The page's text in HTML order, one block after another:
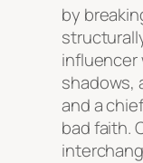
by
influencer
shadows,
and a
bad faith.